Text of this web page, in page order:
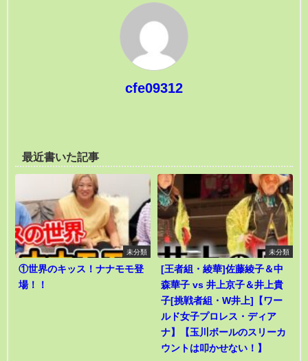
cfe09312
最近書いた記事
未分類
①世界のキッス！ナナモモ登
場！！
未分類
[王者組・綾華]佐藤綾子＆中
森華子 vs 井上京子＆井上貴
子[挑戦者組・W井上]【ワー
ルド女子プロレス・ディア
ナ】【玉川ボールのスリーカ
ウントは叩かせない！】